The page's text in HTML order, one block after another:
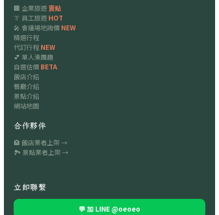
🏢 企業旅遊賣點
👔 員工旅遊 HOT
🎤 會議場地詢價 NEW
精選行程
代訂行程 NEW
💕 單人湊團趣
自選估價 BETA
飯店介紹
餐廳介紹
景點介紹
網站地圖
合作夥伴
🏨 飯店業者上架 →
🏞 景點業者上架 →
立即聯繫
💬 加 LINE @oeoeo